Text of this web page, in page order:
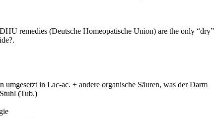
remedies (Deutsche HomeopatischeUnion) are the only “dry”
?.
umgesetzt in Lac-ac. + andere organische Säuren, was der Darm
(Tub.)